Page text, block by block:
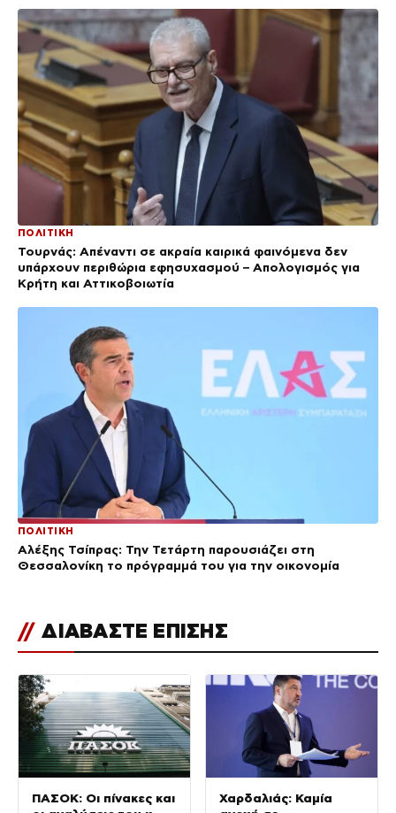
ΠΟΛΙΤΙΚΗ
Τουρνάς: Απέναντι σε ακραία καιρικά φαινόμενα δεν
υπάρχουν περιθώρια εφησυχασμού – Απολογισμός για
Κρήτη και Αττικοβοιωτία
ΠΟΛΙΤΙΚΗ
Αλέξης Τσίπρας: Την Τετάρτη παρουσιάζει στη
Θεσσαλονίκη το πρόγραμμά του για την οικονομία
// ΔΙΑΒΑΣΤΕ ΕΠΙΣΗΣ
ΠΑΣΟΚ: Οι πίνακες και
Χαρδαλιάς: Καμία